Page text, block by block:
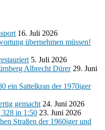
16. Juli 2026
übernehmen müssen!
5. Juli 2026
Albrecht Dürer 29. Juni
ein Sattelkran der 1970iger
gemacht 24. Juni 2026
in 1:50 23. Juni 2026
Straßen der 1960iger und